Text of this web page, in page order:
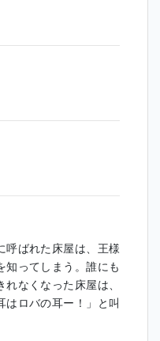
呼ばれた床屋は、王様
知ってしまう。誰にも
なくなった床屋は、
はロバの耳ー！」と叫